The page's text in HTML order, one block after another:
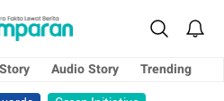
Audio Story
Trending